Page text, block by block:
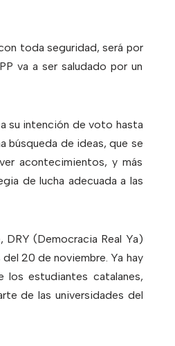
toda seguridad, será por
va a ser saludado por un
su intención de voto hasta
búsqueda de ideas, que se
acontecimientos, y más
de lucha adecuada a las
DRY (Democracia Real Ya)
20 de noviembre. Ya hay
los estudiantes catalanes,
de las universidades del